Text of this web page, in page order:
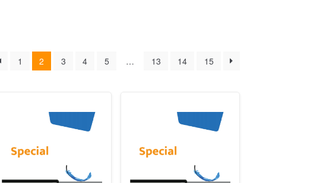
1 2 3 4 5 … 13 14 15